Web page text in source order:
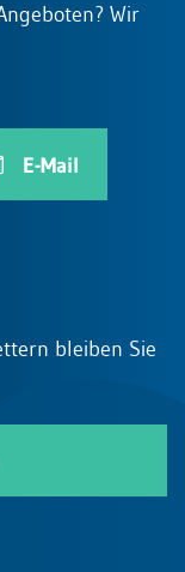
Wir
E-Mail
bleiben Sie